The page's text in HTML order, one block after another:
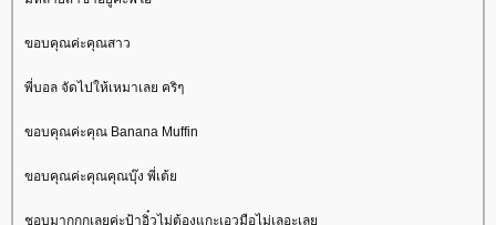
ขอบคุณค่ะคุณสาว
พี่บอล จัดไปให้เหมาเลย คริๆ
ขอบคุณค่ะคุณ Banana Muffin
ขอบคุณค่ะคุณคุณบุ๊ง พี่เต้
ชอบมากกกเลยค่ะป้าอิ๋วไม่ต้องแกะเอวมือไม่เลอะเล